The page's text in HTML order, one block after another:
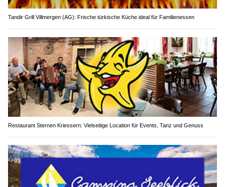
Tandir Grill Villmergen (AG): Frische türkische Küche ideal für Familienessen
Restaurant Sternen Kriessern: Vielseitige Location für Events, Tanz und Genuss